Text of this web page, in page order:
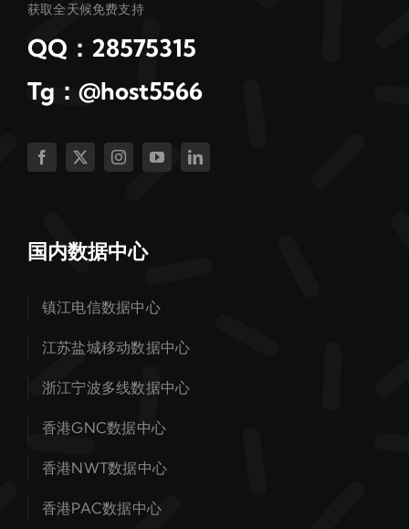
获取全天候免费支持
QQ：28575315
Tg：@host5566
国内数据中心
镇江电信数据中心
江苏盐城移动数据中心
浙江宁波多线数据中心
香港GNC数据中心
香港NWT数据中心
香港PAC数据中心